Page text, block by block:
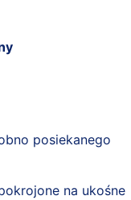
posiekanego
na ukośne